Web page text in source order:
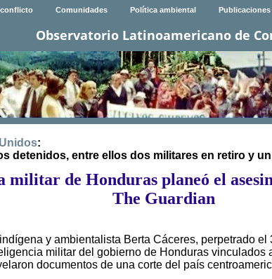
conflicto Comunidades Política ambiental Publicaciones
Observatorio Latinoamericano de
:
detenidos, entre ellos dos militares en retiro y
militar de Honduras planeó el
The Guardian
y ambientalista Berta Cáceres, perpetrado
militar del gobierno de Honduras vinculados
documentos de una corte del país